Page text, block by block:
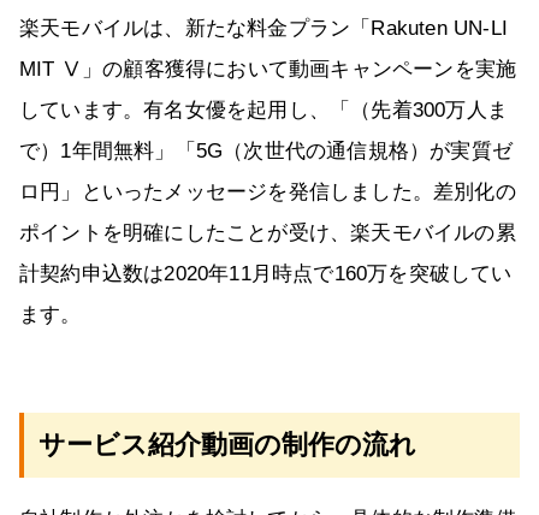
楽天モバイルは、新たな料金プラン「Rakuten UN-LI
MIT Ⅴ」の顧客獲得において動画キャンペーンを実施
しています。有名女優を起用し、「（先着300万人ま
で）1年間無料」「5G（次世代の通信規格）が実質ゼ
ロ円」といったメッセージを発信しました。差別化の
ポイントを明確にしたことが受け、楽天モバイルの累
計契約申込数は2020年11月時点で160万を突破してい
ます。
サービス紹介動画の制作の流れ